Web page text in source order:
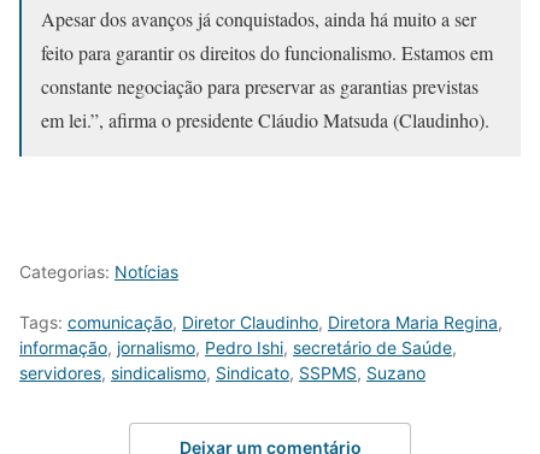
Apesar dos avanços já conquistados, ainda há muito a ser
feito para garantir os direitos do funcionalismo. Estamos em
constante negociação para preservar as garantias previstas
em lei.”, afirma o presidente Cláudio Matsuda (Claudinho).
Categorias: Notícias
Tags: comunicação, Diretor Claudinho, Diretora Maria Regina,
informação, jornalismo, Pedro Ishi, secretário de Saúde,
servidores, sindicalismo, Sindicato, SSPMS, Suzano
Deixar um comentário